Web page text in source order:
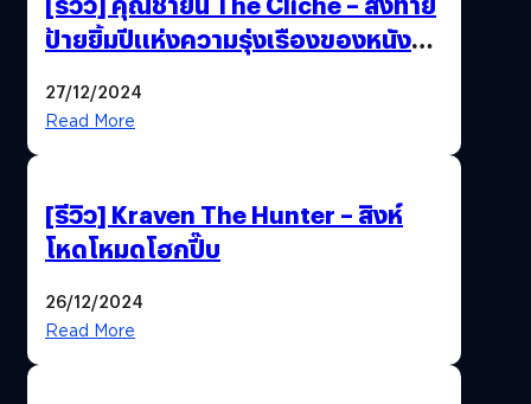
ป้ายยิ้มปีแห่งความรุ่งเรืองของหนัง
27/12/2024
Read More
[รีวิว] Kraven The Hunter – สิงห์
โหดโหมดโฮกปี๊บ
26/12/2024
Read More